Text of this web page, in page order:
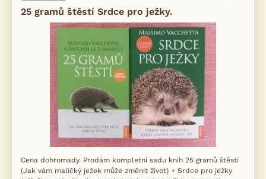
25 gramů štěstí Srdce pro ježky.
Cena dohromady. Prodám kompletní sadu knih 25 gramů štěstí
(Jak vám maličký ježek může změnit život) + Srdce pro ježky